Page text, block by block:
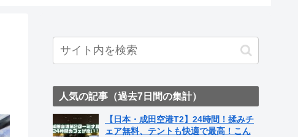
人気の記事（過去7日間の集計）
【日本・成田空港T2】24時間！揉みチ
ェア無料、テントも快適で最高！こん